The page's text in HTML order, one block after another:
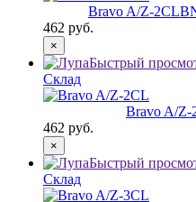
Bravo A/Z-2CL
462 руб.
×
Быстрый
Склад
Bravo A/Z-
462 руб.
×
Быстрый
Склад